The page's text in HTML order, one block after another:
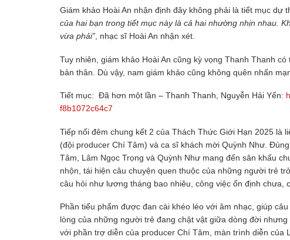
Giám khảo Hoài An nhận định đây không phải là tiết mục dự
của hai bạn trong tiết mục này là cả hai nhường nhịn nhau.
vừa phải” , nhạc sĩ Hoài An nhận xét.
Tuy nhiên, giám khảo Hoài An cũng kỳ vọng Thanh Thanh
bản thân. Dù vậy, nam giám khảo cũng không quên nhấn
Tiết mục: Đã hơn một lần – Thanh Thanh, Nguyễn Hải Yến:
f8b1072c64c7
Tiếp nối đêm chung kết 2 của Thách Thức Giới Hạn 2025 là
(đội producer Chí Tâm) và ca sĩ khách mời Quỳnh Như.
Tâm, Lâm Ngọc Trọng và Quỳnh Như mang đến sân khấu
nhộn, tái hiện câu chuyện quen thuộc của những người trẻ
câu hỏi như lương tháng bao nhiêu, công việc ổn định chưa,
Phần tiểu phẩm được đan cài khéo léo với âm nhạc, giúp
lòng của những người trẻ đang chật vật giữa dòng đời
với phần trợ diễn của producer Chí Tâm, màn trình diễn của